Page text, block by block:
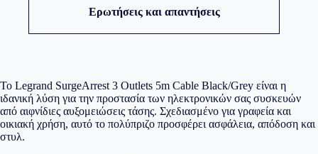
Ερωτήσεις και απαντήσεις
Το Legrand SurgeArrest 3 Outlets 5m Cable Black/Grey είναι η
ιδανική λύση για την προστασία των ηλεκτρονικών σας συσκευών
από αιφνίδιες αυξομειώσεις τάσης. Σχεδιασμένο για γραφεία και
οικιακή χρήση, αυτό το πολύπριζο προσφέρει ασφάλεια, απόδοση και
στυλ.